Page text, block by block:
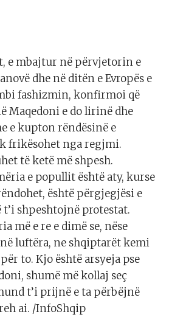
e mbajtur në përvjetorin e
dhe në ditën e Evropës e
fashizmin, konfirmoi që
Maqedoni e do lirinë dhe
e kupton rëndësinë e
frikësohet nga regjmi.
të ketë më shpesh.
e popullit është aty, kurse
është përgjegjësi e
shpeshtojnë protestat.
më e re e dimë se, nëse
luftëra, ne shqiptarët kemi
to. Kjo është arsyeja pse
shumë më kollaj seç
t’i prijnë e ta përbëjnë
ai. /InfoShqip